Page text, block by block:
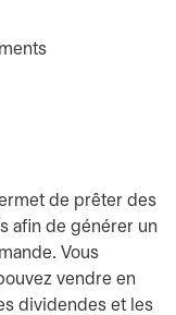
de prêter des
afin de générer un
Vous
vendre en
dividendes et les